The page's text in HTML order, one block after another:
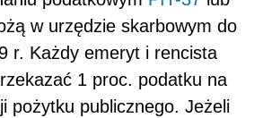
w urzędzie skarbowym do
r. Każdy emeryt i rencista
1 proc. podatku na
pożytku publicznego. Jeżeli